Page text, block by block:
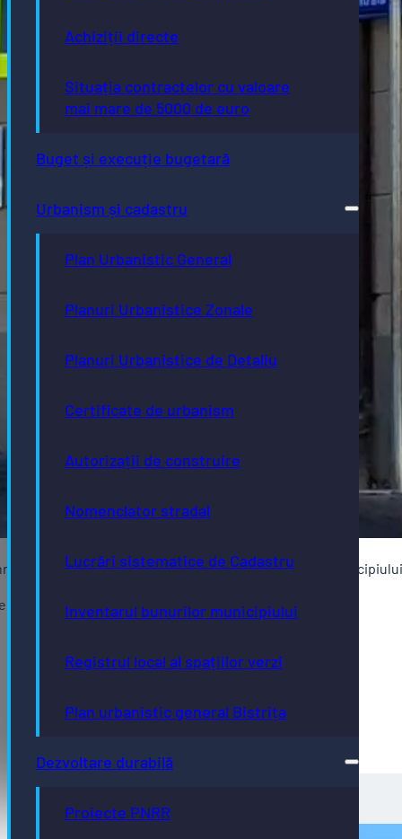
Achiziții directe
Situația contractelor cu valoare
mai mare de 5000 de euro
Buget și execuție bugetară
Urbanism și cadastru
Plan Urbanistic General
Planuri Urbanistice Zonale
Planuri Urbanistice de Detaliu
Certificate de urbanism
Autorizații de construire
Nomenclator stradal
Lucrări sistematice de Cadastru
Inventarul bunurilor municipiului
Registrul local al spațiilor verzi
Plan urbanistic general Bistrița
Dezvoltare durabilă
Proiecte PNRR
97047 și 97047-C1, proprietate publică a
9.00 -16.00.